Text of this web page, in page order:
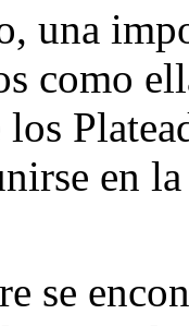
una
como
en
se